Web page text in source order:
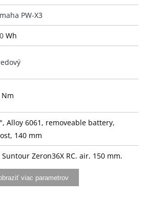
PW-X3
Wh
Nm
Alloy 6061, removeable battery,
140 mm
Suntour Zeron36X RC, air, 150 mm,
Suntour EdgeX R, air, 230x57,5 mm
viac parametrov